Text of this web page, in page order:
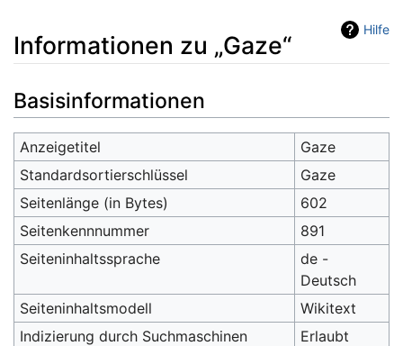
Hilfe
Informationen zu „Gaze“
Wechseln zu: Navigation
Basisinformationen
Anzeigetitel
Gaze
Standardsortierschlüssel
Gaze
Seitenlänge (in Bytes)
602
Seitenkennnummer
891
Seiteninhaltssprache
de -
Deutsch
Seiteninhaltsmodell
Wikitext
Indizierung durch Suchmaschinen
Erlaubt